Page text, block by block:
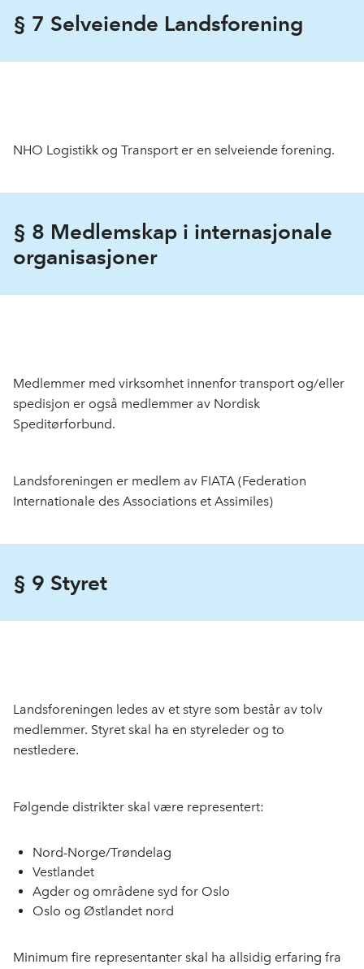
§ 7 Selveiende Landsforening
NHO Logistikk og Transport er en selveiende forening.
§ 8 Medlemskap i internasjonale
organisasjoner
Medlemmer med virksomhet innenfor transport og/eller
spedisjon er også medlemmer av Nordisk
Speditørforbund.
Landsforeningen er medlem av FIATA (Federation
Internationale des Associations et Assimiles)
§ 9 Styret
Landsforeningen ledes av et styre som består av tolv
medlemmer. Styret skal ha en styreleder og to
nestledere.
Følgende distrikter skal være representert:
Nord-Norge/Trøndelag
Vestlandet
Agder og områdene syd for Oslo
Oslo og Østlandet nord
Minimum fire representanter skal ha allsidig erfaring fra